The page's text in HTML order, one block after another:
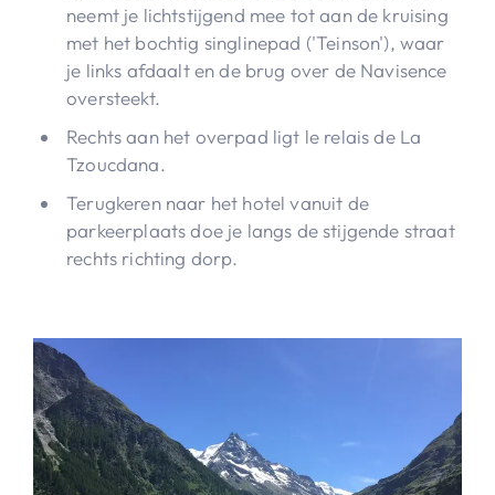
neemt je lichtstijgend mee tot aan de kruising
met het bochtig singlinepad ('Teinson'), waar
je links afdaalt en de brug over de Navisence
oversteekt.
Rechts aan het overpad ligt le relais de La
Tzoucdana.
Terugkeren naar het hotel vanuit de
parkeerplaats doe je langs de stijgende straat
rechts richting dorp.